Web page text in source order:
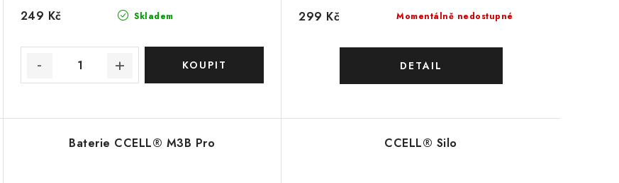
Skladem
249 Kč Momentálně nedostupné
299 Kč
Baterie CCELL® M3B Pro CCELL® Silo